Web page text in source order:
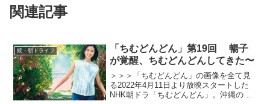
関連記事
続・朝ドライフ
「ちむどんどん」第19回 暢子
が覚醒、ちむどんどんしてきた〜
＞＞＞「ちむどんどん」の画像を全て見
る2022年4月11日より放映スタートした
NHK朝ドラ「ちむどんどん」。沖縄の本